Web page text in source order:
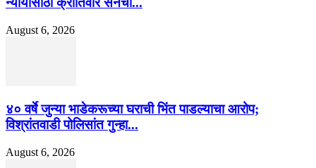
August 6, 2026
४० वर्षे जुन्या भाडेकरूच्या घराची भिंत पाडल्याचा आरोप;
विश्रांतवाडी पोलिसांत गुन्हा...
August 6, 2026